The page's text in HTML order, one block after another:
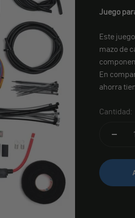
Juego
Este
mazo de
En
ahorra
Cantidad: